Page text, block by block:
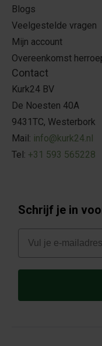
Blogs
Veelgestelde vragen
Mijn account
Overeenkomst
Contact
Kurk24 BV
De Noesten 40A
9431TC, Westerbork
Mail: info@kurk24.nl
Tel: +31 593 565228
Schrijf je in
E-mail